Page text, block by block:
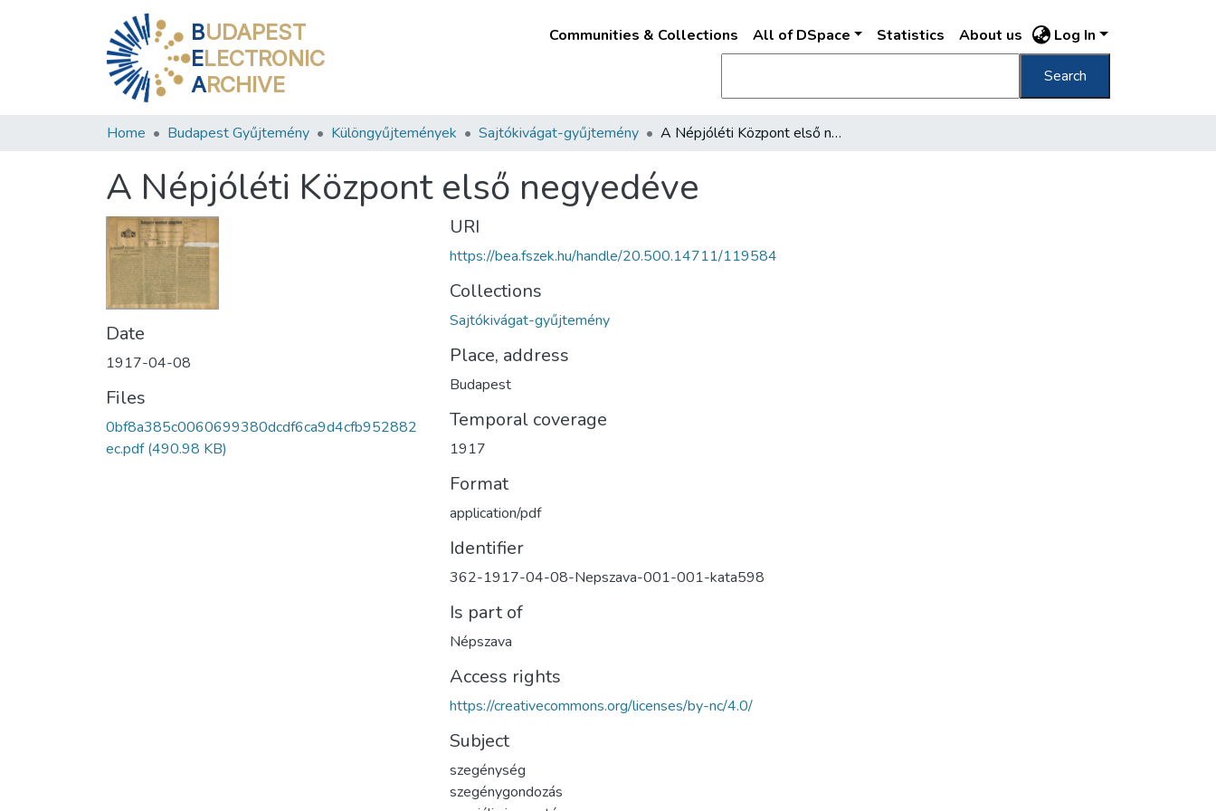
BUDAPEST
ELECTRONIC
ARCHIVE
Communities & Collections All of DSpace Statistics About us Log In
Search
Home Budapest Gyűjtemény Különgyűjtemények Sajtókivágat-gyűjtemény A Népjóléti Központ első negyedéve
A Népjóléti Központ első negyedéve
Date
1917-04-08
Files
0bf8a385c0060699380dcdf6ca9d4cfb952882
ec.pdf(490.98 KB)
URI
https://bea.fszek.hu/handle/20.500.14711/119584
Collections
Sajtókivágat-gyűjtemény
Place, address
Budapest
Temporal coverage
1917
Format
application/pdf
Identifier
362-1917-04-08-Nepszava-001-001-kata598
Is part of
Népszava
Access rights
https://creativecommons.org/licenses/by-nc/4.0/
Subject
szegénység
szegénygondozás